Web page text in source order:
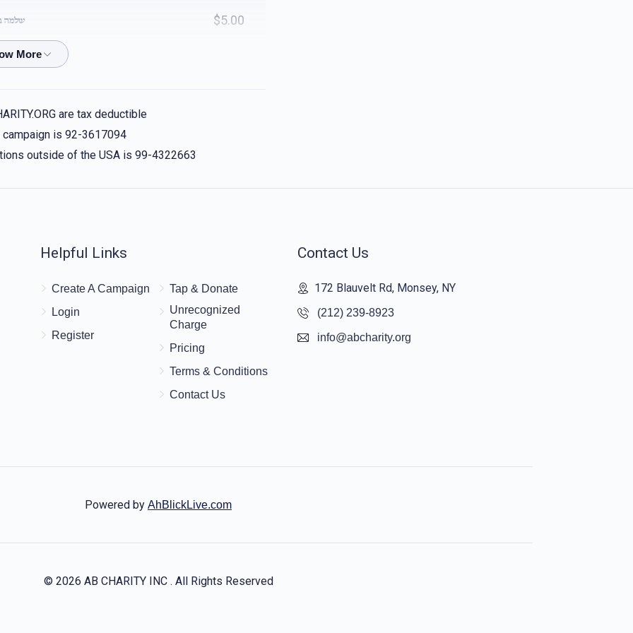
שלמה $5.00
בלומנבערג, גרשון בערגער, משה גאלד, יעקב
$10.00
פאר מיין אלטע שותוף
$72.00
are tax deductible
is 92-3617094
outside of the USA is 99-4322663
Helpful Links
Create A Campaign
Login
Register
Tap & Donate
Unrecognized
Charge
Pricing
Terms & Conditions
Contact Us
Contact Us
172 Blauvelt Rd, Monsey, NY
(212) 239-8923
info@abcharity.org
Powered by AhBlickLive.com
© 2026 AB CHARITY INC . All Rights Reserved